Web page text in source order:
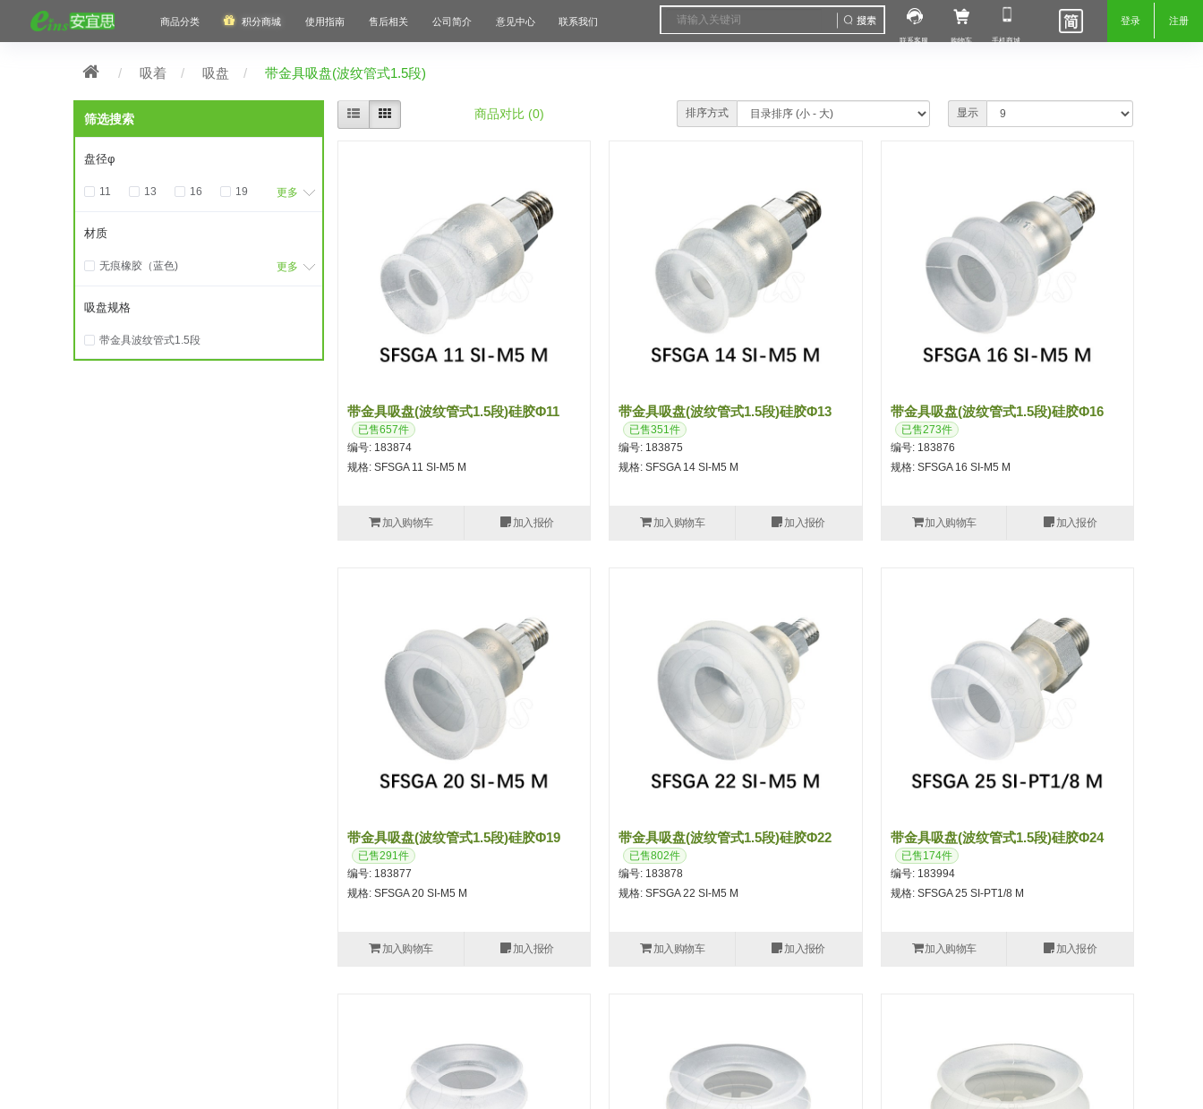
商品分类 积分商城 使用指南 售后相关 公司简介 意见中心 联系我们
联系客服 购物车 手机商城
登录 注册
吸着 吸盘 带金具吸盘(波纹管式1.5段)
筛选搜索
盘径φ
11 13 16
19
53
更多
材质
无痕橡胶（蓝色)
更多
吸盘规格
带金具波纹管式1.5段
商品对比 (0) 排序方式 显示
带金具吸盘(波纹管式1.5段)硅胶φ11
已售657件
编号: 183874
规格: SFSGA 11 SI-M5 M
加入购物车 加入报价
带金具吸盘(波纹管式1.5段)硅胶φ13
已售351件
编号: 183875
规格: SFSGA 14 SI-M5 M
加入购物车 加入报价
带金具吸盘(波纹管式1.5段)硅胶φ16
已售273件
编号: 183876
规格: SFSGA 16 SI-M5 M
加入购物车 加入报价
带金具吸盘(波纹管式1.5段)硅胶φ19
已售291件
编号: 183877
规格: SFSGA 20 SI-M5 M
加入购物车 加入报价
带金具吸盘(波纹管式1.5段)硅胶φ22
已售802件
编号: 183878
规格: SFSGA 22 SI-M5 M
加入购物车 加入报价
带金具吸盘(波纹管式1.5段)硅胶φ24
已售174件
编号: 183994
规格: SFSGA 25 SI-PT1/8 M
加入购物车 加入报价